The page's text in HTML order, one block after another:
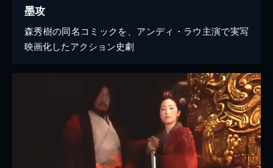
墨攻
森秀樹の同名コミックを、アンディ・ラウ主演で実写
映画化したアクション史劇